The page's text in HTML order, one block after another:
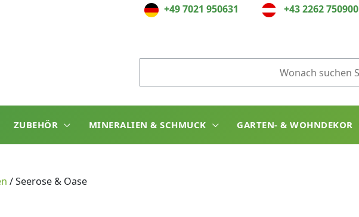
+49 7021 950631 +43 2262 750900
ZUBEHÖR MINERALIEN & SCHMUCK GARTEN- & WOHNDEKOR
/Seerose & Oase